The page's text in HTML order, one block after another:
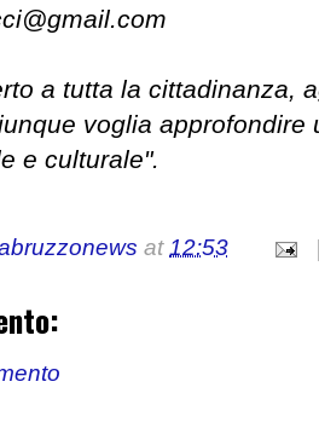
a tutta la cittadinanza,
voglia approfondire
e culturale".
at12:53